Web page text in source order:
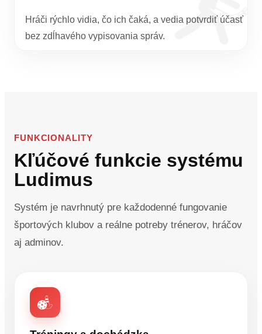
Hráči rýchlo vidia, čo ich čaká, a vedia potvrdiť účasť
bez zdĺhavého vypisovania správ.
FUNKCIONALITY
Kľúčové funkcie systému
Ludimus
Systém je navrhnutý pre každodenné fungovanie
športových klubov a reálne potreby trénerov, hráčov
aj adminov.